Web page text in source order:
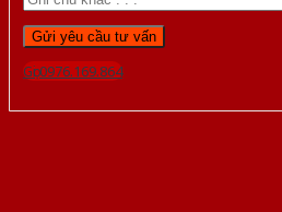
Gọi 0976.169.864